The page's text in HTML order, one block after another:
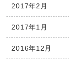
2017年2月
2017年1月
2016年12月